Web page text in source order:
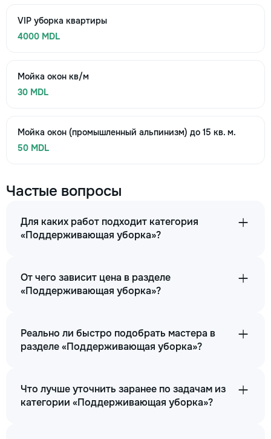
VIP уборка квартиры
4000 MDL
Мойка окон кв/м
30 MDL
Мойка окон (промышленный альпинизм) до 15 кв. м.
50 MDL
Частые вопросы
Для каких работ подходит категория
«Поддерживающая уборка»?
От чего зависит цена в разделе
«Поддерживающая уборка»?
Реально ли быстро подобрать мастера в
разделе «Поддерживающая уборка»?
Что лучше уточнить заранее по задачам из
категории «Поддерживающая уборка»?